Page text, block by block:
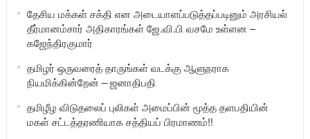
தேசிய மக்கள் சக்தி என அடையாளப்படுத்தப்படினும் அரசியல்
தீர்மானம்சார் அதிகாரங்கள் ஜே.வி.பி வசமே உள்ளன –
கஜேந்திரகுமார்
தமிழர் ஒருவரைத் தாருங்கள் வடக்கு ஆளுநராக
நியமிக்கின்றேன் – ஜனாதிபதி
தமிழீழ விடுதலைப் புலிகள் அமைப்பின் மூத்த தளபதியின்
மகள் சட்டத்தரணியாக சத்தியப் பிரமாணம்!!